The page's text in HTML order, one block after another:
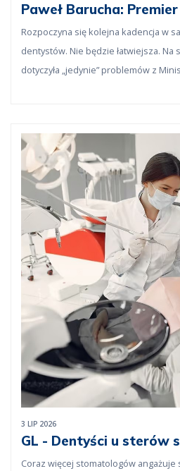
Paweł Barucha:
Rozpoczyna się kolejna kadencja w
dentystów. Nie będzie łatwiejsza. Na
dotyczyła „jedynie” problemów z
3 LIP 2026
GL - Dentyści u sterów
Coraz więcej stomatologów angażuje